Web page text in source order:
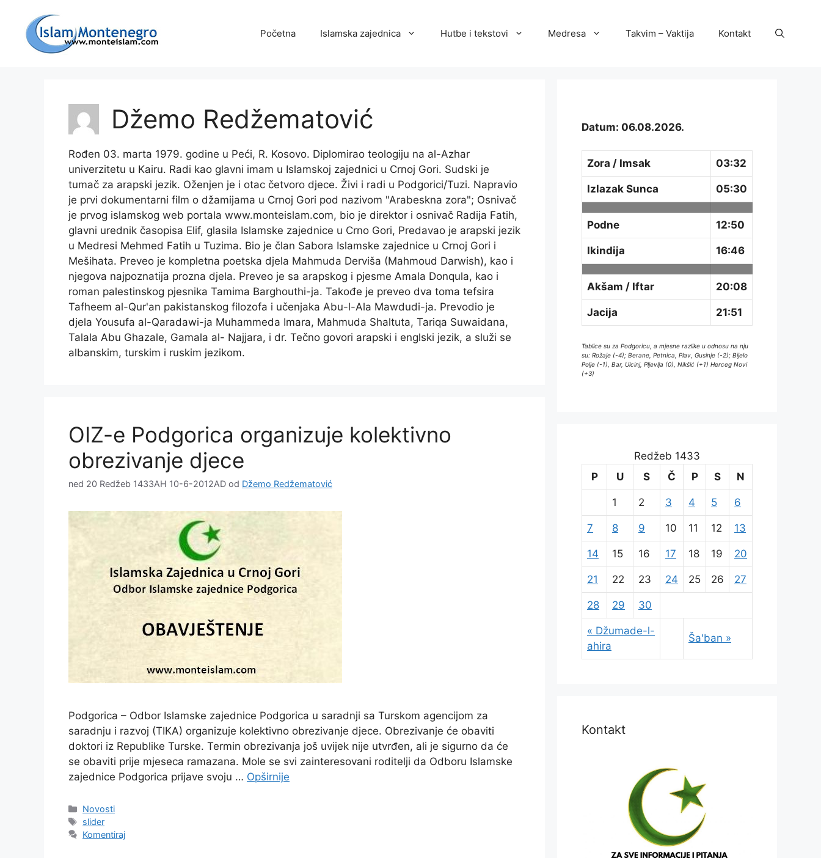
sadržaj
Početna Islamska zajednica Hutbe i tekstovi Medresa Takvim – Vaktija Kontakt
Džemo Redžematović
Rođen 03. marta 1979. godine u Peći, R. Kosovo. Diplomirao teologiju na al-Azhar
univerzitetu u Kairu. Radi kao glavni imam u Islamskoj zajednici u Crnoj Gori. Sudski je
tumač za arapski jezik. Oženjen je i otac četvoro djece. Živi i radi u Podgorici/Tuzi. Napravio
je prvi dokumentarni film o džamijama u Crnoj Gori pod nazivom "Arabeskna zora"; Osnivač
je prvog islamskog web portala www.monteislam.com, bio je direktor i osnivač Radija Fatih,
glavni urednik časopisa Elif, glasila Islamske zajednice u Crno Gori, Predavao je arapski jezik
u Medresi Mehmed Fatih u Tuzima. Bio je član Sabora Islamske zajednice u Crnoj Gori i
Mešihata. Preveo je kompletna poetska djela Mahmuda Derviša (Mahmoud Darwish), kao i
njegova najpoznatija prozna djela. Preveo je sa arapskog i pjesme Amala Donqula, kao i
roman palestinskog pjesnika Tamima Barghouthi-ja. Takođe je preveo dva toma tefsira
Tafheem al-Qur'an pakistanskog filozofa i učenjaka Abu-l-Ala Mawdudi-ja. Prevodio je
djela Yousufa al-Qaradawi-ja Muhammeda Imara, Mahmuda Shaltuta, Tariqa Suwaidana,
Talala Abu Ghazale, Gamala al- Najjara, i dr. Tečno govori arapski i englski jezik, a služi se
albanskim, turskim i ruskim jezikom.
OIZ-e Podgorica organizuje kolektivno
obrezivanje djece
ned 20 Redžeb 1433AH 10-6-2012AD od Džemo Redžematović
Podgorica – Odbor Islamske zajednice Podgorica u saradnji sa Turskom agencijom za
saradnju i razvoj (TIKA) organizuje kolektivno obrezivanje djece. Obrezivanje će obaviti
doktori iz Republike Turske. Termin obrezivanja još uvijek nije utvrđen, ali je sigurno da će
se obaviti prije mjeseca ramazana. Mole se svi zainteresovani roditelji da Odboru Islamske
zajednice Podgorica prijave svoju … Opširnije
Kategorije
Novosti
Oznake
slider
Komentiraj
Datum: 06.08.2026.
Zora / Imsak 03:32
Izlazak Sunca 05:30
Podne 12:50
Ikindija 16:46
Akšam / Iftar 20:08
Jacija 21:51
Tablice su za Podgoricu, a mjesne razlike u odnosu na nju
su: Rožaje (-4); Berane, Petnica, Plav, Gusinje (-2); Bijelo
Polje (-1), Bar, Ulcinj, Pljevlja (0), Nikšić (+1) Herceg Novi
(+3)
Redžeb 1433
P
U S Č P S N
« Džumade-l-
ahira
Ša'ban »
1 2 3 4 5 6
7 8 9 10 11 12 13
14 15 16 17 18 19 20
21 22 23 24 25 26 27
28 29 30
Kontakt